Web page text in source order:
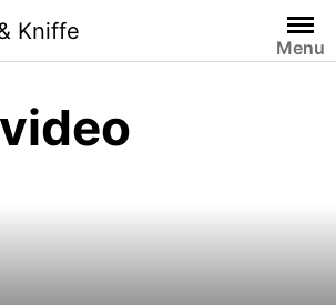
Kniffe
Menu